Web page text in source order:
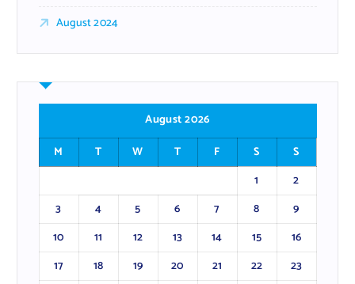
August 2024
August 2026
M
T W T F S
S
1
2
3
4 5 6 7 8
9
10
11 12 13 14 15
16
17
18 19 20 21 22
23